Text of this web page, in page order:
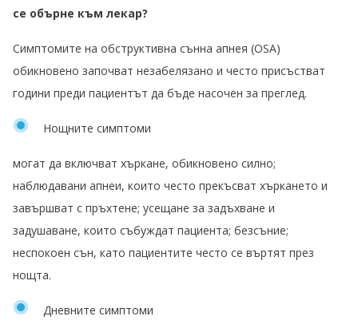
се обърне към лекар?
Симптомите на обструктивна сънна апнея (OSA)
обикновено започват незабелязано и често присъстват
години преди пациентът да бъде насочен за преглед.
Нощните симптоми
могат да включват хъркане, обикновено силно;
наблюдавани апнеи, които често прекъсват хъркането и
завършват с пръхтене; усещане за задъхване и
задушаване, които събуждат пациента; безсъние;
неспокоен сън, като пациентите често се въртят през
нощта.
Дневните симптоми